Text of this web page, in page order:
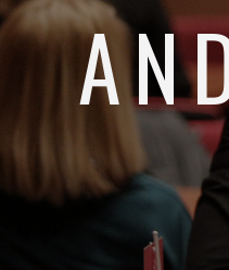
Direktorica